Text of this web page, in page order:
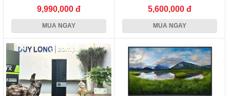
9,990,000 đ
MUA NGAY
5,600,000 đ
MUA NGAY